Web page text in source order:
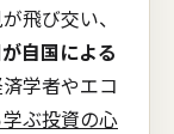
飛び交い、
自国による
学者やエコ
ぶ投資の心